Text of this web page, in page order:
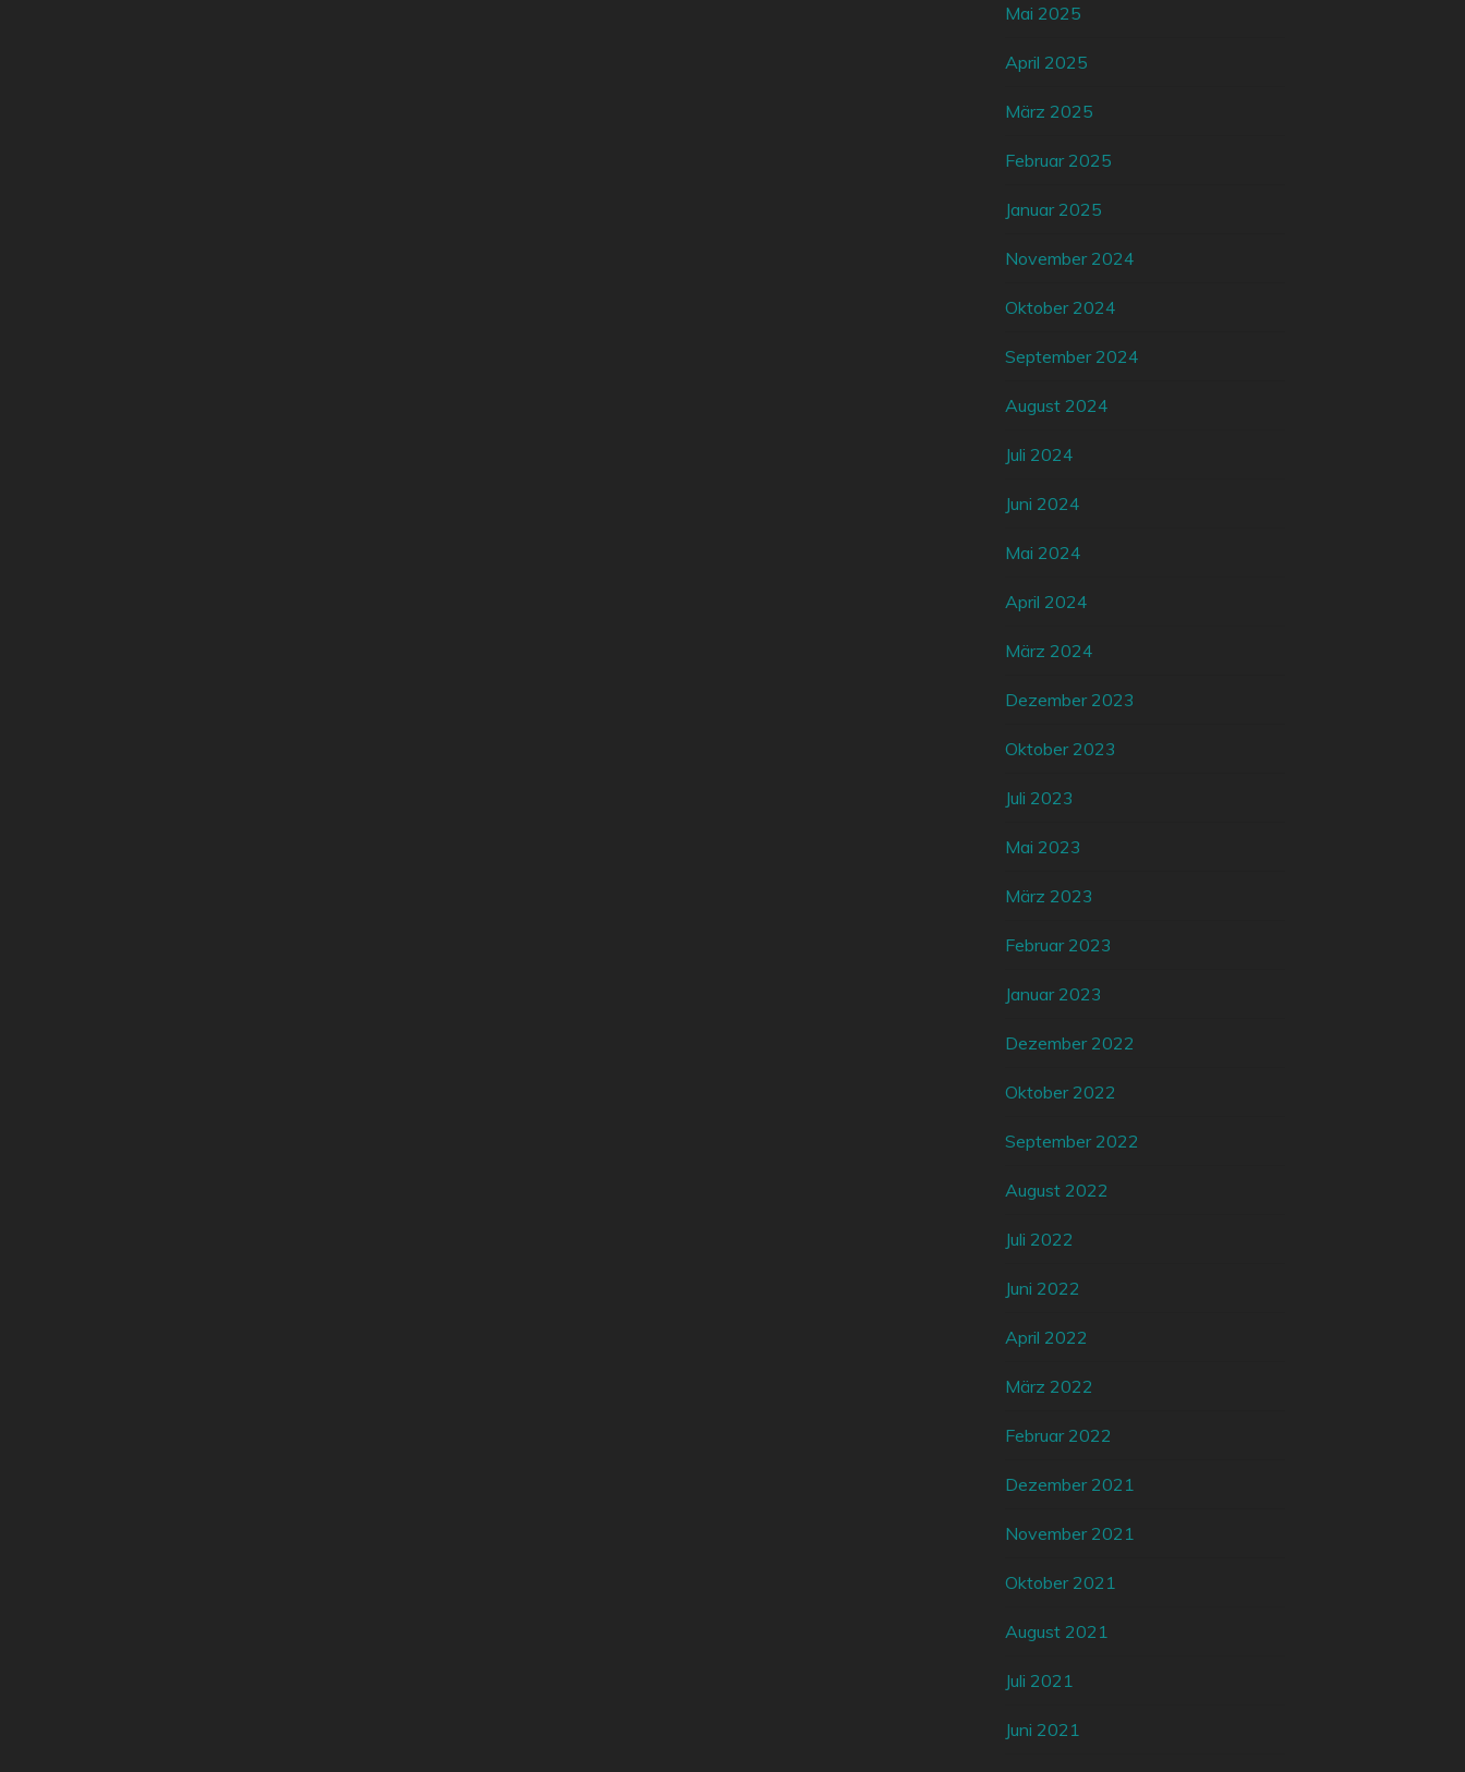
Mai 2025
April 2025
März 2025
Februar 2025
Januar 2025
November 2024
Oktober 2024
September 2024
August 2024
Juli 2024
Juni 2024
Mai 2024
April 2024
März 2024
Dezember 2023
Oktober 2023
Juli 2023
Mai 2023
März 2023
Februar 2023
Januar 2023
Dezember 2022
Oktober 2022
September 2022
August 2022
Juli 2022
Juni 2022
April 2022
März 2022
Februar 2022
Dezember 2021
November 2021
Oktober 2021
August 2021
Juli 2021
Juni 2021